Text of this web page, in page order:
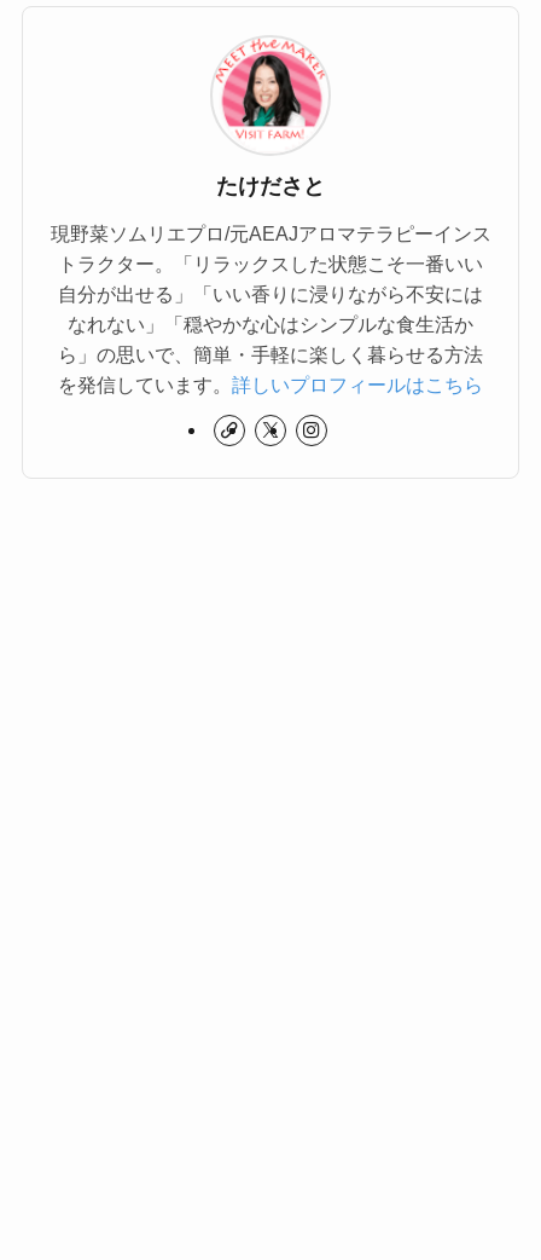
たけださと
現野菜ソムリエプロ/元AEAJアロマテラピーインス
トラクター。「リラックスした状態こそ一番いい
自分が出せる」「いい香りに浸りながら不安には
なれない」「穏やかな心はシンプルな食生活か
ら」の思いで、簡単・手軽に楽しく暮らせる方法
を発信しています。 詳しいプロフィールはこちら